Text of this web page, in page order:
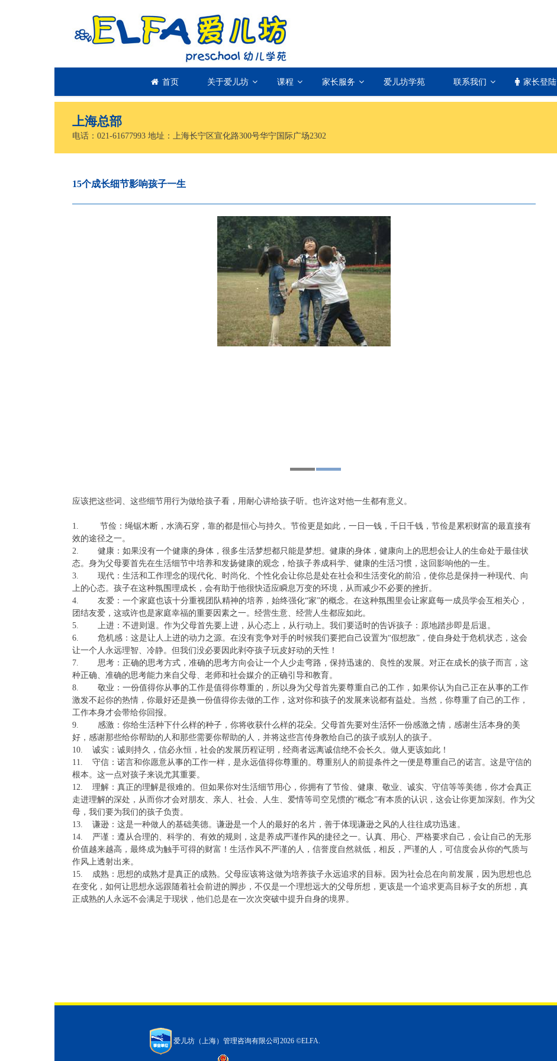
首页 关于爱儿坊 课程 家长服务 爱儿坊学苑 联系我们 家长登陆
上海总部
电话：021-61677993 地址：上海长宁区宣化路300号华宁国际广场2302
15个成长细节影响孩子一生
应该把这些词、这些细节用行为做给孩子看，用耐心讲给孩子听。也许这对他一生都有意义。
1. 节俭：绳锯木断，水滴石穿，靠的都是恒心与持久。节俭更是如此，一日一钱，千日千钱，节俭是累积财富的最直接有
效的途径之一。
2. 健康：如果没有一个健康的身体，很多生活梦想都只能是梦想。健康的身体，健康向上的思想会让人的生命处于最佳状
态。身为父母要首先在生活细节中培养和发扬健康的观念，给孩子养成科学、健康的生活习惯，这回影响他的一生。
3. 现代：生活和工作理念的现代化、时尚化、个性化会让你总是处在社会和生活变化的前沿，使你总是保持一种现代、向
上的心态。孩子在这种氛围理成长，会有助于他很快适应瞬息万变的环境，从而减少不必要的挫折。
4. 友爱：一个家庭也该十分重视团队精神的培养，始终强化“家”的概念。在这种氛围里会让家庭每一成员学会互相关心，
团结友爱，这或许也是家庭幸福的重要因素之一。经营生意、经营人生都应如此。
5. 上进：不进则退。作为父母首先要上进，从心态上，从行动上。我们要适时的告诉孩子：原地踏步即是后退。
6. 危机感：这是让人上进的动力之源。在没有竞争对手的时候我们要把自己设置为“假想敌”，使自身处于危机状态，这会
让一个人永远理智、冷静。但我们没必要因此剥夺孩子玩皮好动的天性！
7. 思考：正确的思考方式，准确的思考方向会让一个人少走弯路，保持迅速的、良性的发展。对正在成长的孩子而言，这
种正确、准确的思考能力来自父母、老师和社会媒介的正确引导和教育。
8. 敬业：一份值得你从事的工作是值得你尊重的，所以身为父母首先要尊重自己的工作，如果你认为自己正在从事的工作
激发不起你的热情，你最好还是换一份值得你去做的工作，这对你和孩子的发展来说都有益处。当然，你尊重了自己的工作，
工作本身才会带给你回报。
9. 感激：你给生活种下什么样的种子，你将收获什么样的花朵。父母首先要对生活怀一份感激之情，感谢生活本身的美
好，感谢那些给你帮助的人和那些需要你帮助的人，并将这些言传身教给自己的孩子或别人的孩子。
10. 诚实：诚则持久，信必永恒，社会的发展历程证明，经商者远离诚信绝不会长久。做人更该如此！
11. 守信：诺言和你愿意从事的工作一样，是永远值得你尊重的。尊重别人的前提条件之一便是尊重自己的诺言。这是守信的
根本。这一点对孩子来说尤其重要。
12. 理解：真正的理解是很难的。但如果你对生活细节用心，你拥有了节俭、健康、敬业、诚实、守信等等美德，你才会真正
走进理解的深处，从而你才会对朋友、亲人、社会、人生、爱情等司空见惯的“概念”有本质的认识，这会让你更加深刻。作为父
母，我们要为我们的孩子负责。
13. 谦逊：这是一种做人的基础美德。谦逊是一个人的最好的名片，善于体现谦逊之风的人往往成功迅速。
14. 严谨：遵从合理的、科学的、有效的规则，这是养成严谨作风的捷径之一。认真、用心、严格要求自己，会让自己的无形
价值越来越高，最终成为触手可得的财富！生活作风不严谨的人，信誉度自然就低，相反，严谨的人，可信度会从你的气质与
作风上透射出来。
15. 成熟：思想的成熟才是真正的成熟。父母应该将这做为培养孩子永远追求的目标。因为社会总在向前发展，因为思想也总
在变化，如何让思想永远跟随着社会前进的脚步，不仅是一个理想远大的父母所想，更该是一个追求更高目标子女的所想，真
正成熟的人永远不会满足于现状，他们总是在一次次突破中提升自身的境界。
爱儿坊（上海）管理咨询有限公司2026 ©ELFA.